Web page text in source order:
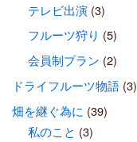
テレビ出演(3)
フルーツ狩り (5)
会員制プラン (2)
ドライフルーツ物語(3)
畑を継ぐ為に (39)
私のこと (3)